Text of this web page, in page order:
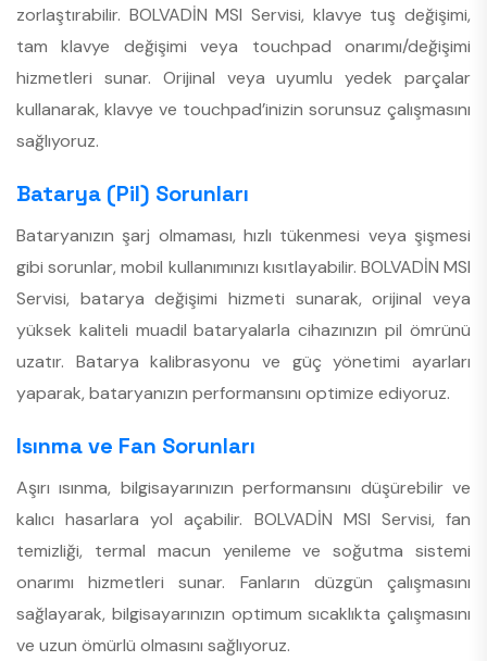
zorlaştırabilir. BOLVADİN MSI Servisi, klavye tuş değişimi,
tam klavye değişimi veya touchpad onarımı/değişimi
hizmetleri sunar. Orijinal veya uyumlu yedek parçalar
kullanarak, klavye ve touchpad’inizin sorunsuz çalışmasını
sağlıyoruz.
Batarya (Pil) Sorunları
Bataryanızın şarj olmaması, hızlı tükenmesi veya şişmesi
gibi sorunlar, mobil kullanımınızı kısıtlayabilir. BOLVADİN MSI
Servisi, batarya değişimi hizmeti sunarak, orijinal veya
yüksek kaliteli muadil bataryalarla cihazınızın pil ömrünü
uzatır. Batarya kalibrasyonu ve güç yönetimi ayarları
yaparak, bataryanızın performansını optimize ediyoruz.
Isınma ve Fan Sorunları
Aşırı ısınma, bilgisayarınızın performansını düşürebilir ve
kalıcı hasarlara yol açabilir. BOLVADİN MSI Servisi, fan
temizliği, termal macun yenileme ve soğutma sistemi
onarımı hizmetleri sunar. Fanların düzgün çalışmasını
sağlayarak, bilgisayarınızın optimum sıcaklıkta çalışmasını
ve uzun ömürlü olmasını sağlıyoruz.